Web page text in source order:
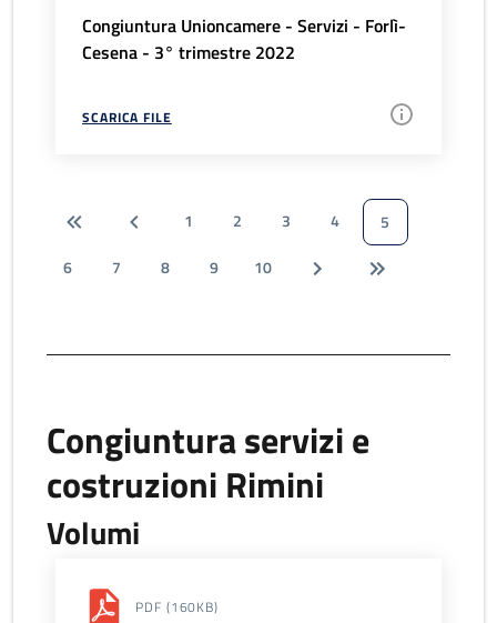
Congiuntura Unioncamere - Servizi - Forlì-
Cesena - 3° trimestre 2022
SCARICA FILE
1 2 3 4
5
6
7 8 9 10
Congiuntura servizi e
costruzioni Rimini
Volumi
PDF (160KB)